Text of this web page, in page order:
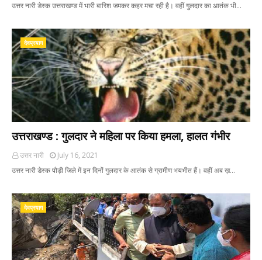
उत्तर नारी डेस्क उत्तराखण्ड में भारी बारिश जमकर कहर मचा रही है। वहीं गुलदार का आतंक भी…
देवप्रयाग
उत्तराखण्ड : गुलदार ने महिला पर किया हमला, हालत गंभीर
उत्तर नारी
July 16, 2021
उत्तर नारी डेस्क पौड़ी जिले में इन दिनों गुलदार के आतंक से ग्रामीण भयभीत हैं। वहीं अब ख़…
देवप्रयाग